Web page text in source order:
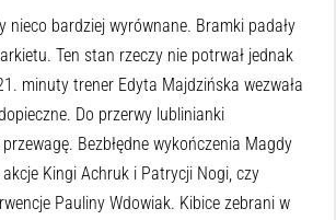
nieco bardziej wyrównane. Bramki padały
Ten stan rzeczy nie potrwał jednak
minuty trener Edyta Majdzińska wezwała
Do przerwy lublinianki
Bezbłędne wykończenia Magdy
akcje Kingi Achruk i Patrycji Nogi, czy
Pauliny Wdowiak. Kibice zebrani w